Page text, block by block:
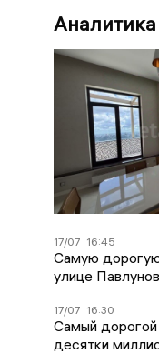
Аналитика
17/07 16:45
Самую
улице
17/07 16:30
Самый
десятки